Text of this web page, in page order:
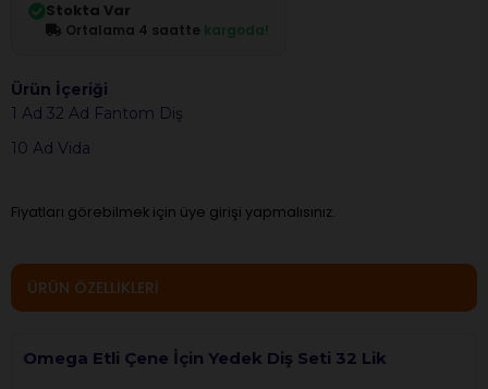
Stokta Var
Ortalama 4 saatte kargoda!
Ürün İçeriği
1 Ad 32 Ad Fantom Diş
10 Ad Vida
Fiyatları görebilmek için üye girişi yapmalısınız.
ÜRÜN ÖZELLIKLERI
Omega Etli Çene İçin Yedek Diş Seti 32 Lik